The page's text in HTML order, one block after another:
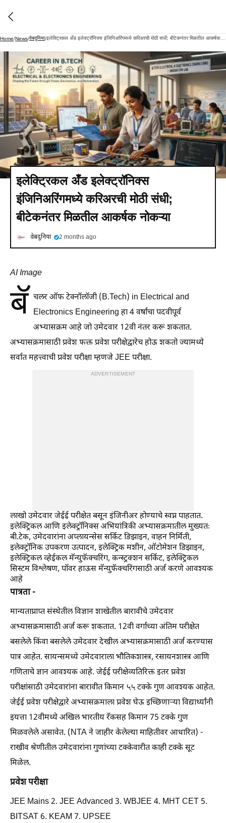
Home/News/वेबदुनिया/ इलेक्ट्रिकल अँड इलेक्ट्रॉनिक्स इंजिनिअरिंगमध्ये करिअरची मोठी संधी; बीटेकनंतर मिळतील आकर्षक नोकऱ्या
इलेक्ट्रिकल अँड इलेक्ट्रॉनिक्स
इंजिनिअरिंगमध्ये करिअरची मोठी संधी;
बीटेकनंतर मिळतील आकर्षक नोकऱ्या
वेबदुनिया 2 months ago
AI Image
बॅ चलर ऑफ टेक्नॉलॉजी (B.Tech) in Electrical and
Electronics Engineering हा 4 वर्षांचा पदवीपूर्व
अभ्यासक्रम आहे जो उमेदवार 12वी नंतर करू शकतात.
अभ्यासक्रमासाठी प्रवेश फक्त प्रवेश परीक्षेद्वारेच होऊ शकतो ज्यामध्ये
सर्वात महत्त्वाची प्रवेश परीक्षा म्हणजे JEE परीक्षा.
ADVERTISEMENT
लाखो उमेदवार जेईई परीक्षेत बसून इंजिनीअर होण्याचे स्वप्न पाहतात.
इलेक्ट्रिकल आणि इलेक्ट्रॉनिक्स अभियांत्रिकी अभ्यासक्रमातील मुख्यतः
बी.टेक, उमेदवारांना अप्लायन्सेस सर्किट डिझाइन, वाहन निर्मिती,
इलेक्ट्रॉनिक उपकरण उत्पादन, इलेक्ट्रिक मशीन, ऑटोमेशन डिझाइन,
इलेक्ट्रिकल व्हेईकल मॅन्युफॅक्चरिंग, कन्स्ट्रक्शन सर्किट, इलेक्ट्रिकल
सिस्टम विश्लेषण, पॉवर हाऊस मॅन्युफॅक्चरिंगसाठी अर्ज करणे आवश्यक
आहे
पात्रता -
मान्यताप्राप्त संस्थेतील विज्ञान शाखेतील बारावीचे उमेदवार
अभ्यासक्रमासाठी अर्ज करू शकतात. 12वी वर्गाच्या अंतिम परीक्षेत
बसलेले किंवा बसलेले उमेदवार देखील अभ्यासक्रमासाठी अर्ज करण्यास
पात्र आहेत. सायन्समध्ये उमेदवाराला भौतिकशास्त्र, रसायनशास्त्र आणि
गणिताचे ज्ञान आवश्यक आहे. जेईई परीक्षेव्यतिरिक्त इतर प्रवेश
परीक्षांसाठी उमेदवारांना बारावीत किमान ५५ टक्के गुण आवश्यक आहेत.
जेईई प्रवेश परीक्षेद्वारे अभ्यासक्रमाला प्रवेश घेऊ इच्छिणाऱ्या विद्यार्थ्यांनी
इयत्ता 12वीमध्ये अखिल भारतीय रँकसह किमान 75 टक्के गुण
मिळवलेले असावेत. (NTA ने जाहीर केलेल्या माहितीवर आधारित) -
राखीव श्रेणीतील उमेदवारांना गुणांच्या टक्केवारीत काही टक्के सूट
मिळेल.
प्रवेश परीक्षा
JEE Mains 2. JEE Advanced 3. WBJEE 4. MHT CET 5.
BITSAT 6. KEAM 7. UPSEE